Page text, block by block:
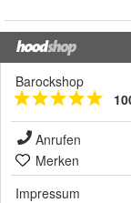
Barockshop
Anrufen
Merken
Impressum